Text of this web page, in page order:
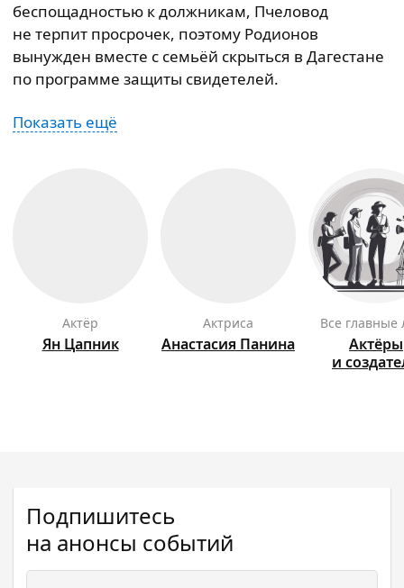
беспощадностью к должникам, Пчеловод
не терпит просрочек, поэтому Родионов
вынужден вместе с семьёй скрыться в Дагестане
по программе защиты свидетелей.
Показать ещё
актёр
Ян Цапник
актриса
Анастасия Панина
Все
Актёры
и
Подпишитесь
на анонсы событий